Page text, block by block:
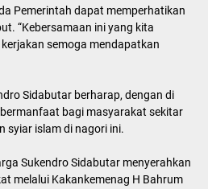
Pemerintah dapat memperhatikan
“Kebersamaan ini yang kita
semoga mendapatkan
Sidabutar berharap, dengan di
bagi masyarakat sekitar
syiar islam di nagori ini.
Sukendro Sidabutar menyerahkan
melalui Kakankemenag H Bahrum